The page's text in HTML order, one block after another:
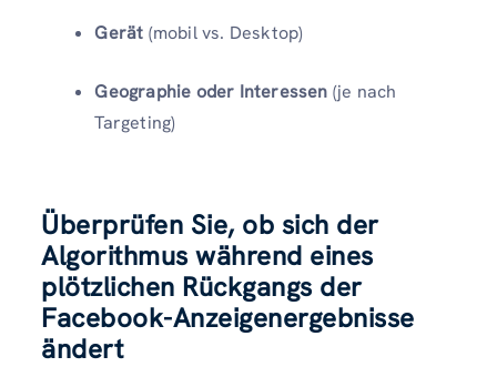
Gerät (mobil vs. Desktop)
Geographie oder Interessen (je nach
Targeting)
Überprüfen Sie, ob sich der
Algorithmus während eines
plötzlichen Rückgangs der
Facebook-Anzeigenergebnisse
ändert